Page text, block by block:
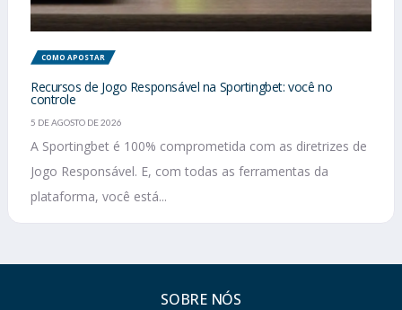
COMO APOSTAR
Recursos de Jogo Responsável na Sportingbet: você no
controle
5 DE AGOSTO DE 2026
A Sportingbet é 100% comprometida com as diretrizes de
Jogo Responsável. E, com todas as ferramentas da
plataforma, você está...
SOBRE NÓS